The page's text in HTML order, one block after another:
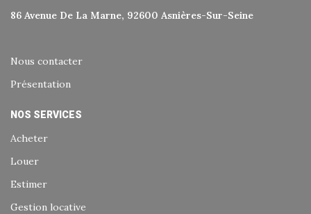
86 Avenue De La Marne, 92600 Asnières-Sur-Seine
Nous contacter
Présentation
NOS SERVICES
Acheter
Louer
Estimer
Gestion locative